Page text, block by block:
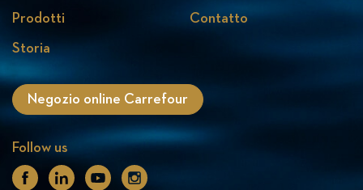
Prodotti
Storia
Contatto
Negozio online Carrefour
Follow us
Facebook
LinkedinYoutube